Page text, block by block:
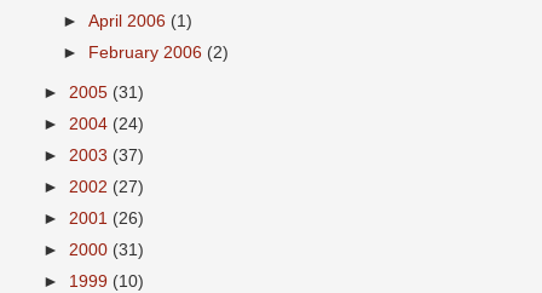
►April 2006 (1)
►
February 2006 (2)
► 2005 (31)
► 2004 (24)
► 2003 (37)
► 2002 (27)
► 2001 (26)
► 2000 (31)
► 1999 (10)